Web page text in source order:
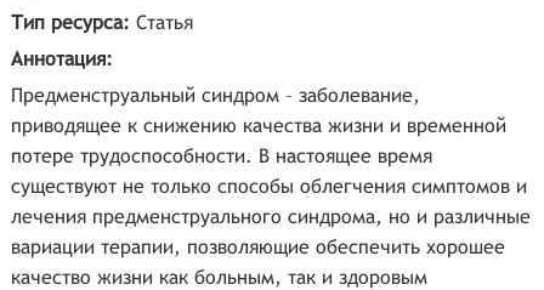
Тип ресурса: Статья
Аннотация:
Предменструальный синдром – заболевание,
приводящее к снижению качества жизни и временной
потере трудоспособности. В настоящее время
существуют не только способы облегчения симптомов и
лечения предменструального синдрома, но и различные
вариации терапии, позволяющие обеспечить хорошее
качество жизни как больным, так и здоровым